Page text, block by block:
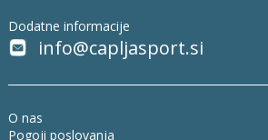
Dodatne informacije
info@capljasport.si
O nas
Pogoji poslovanja